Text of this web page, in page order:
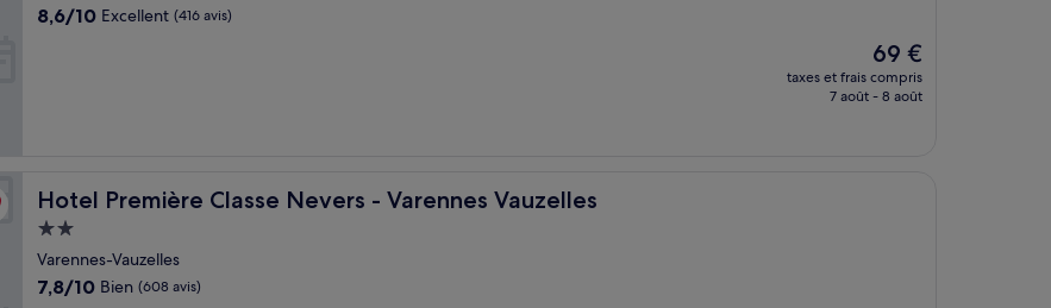
8.6
8,6/10 Excellent (416 avis)
Le
nouveau
prix
69 €
taxes et frais compris
7 août - 8 août
Hotel Première Classe Nevers - Varennes Vauzelles
Hotel Première Classe Nevers - Varennes Vauzelles
Hébergement
2.0 étoiles
Varennes-Vauzelles
7.8
7,8/10 Bien (608 avis)